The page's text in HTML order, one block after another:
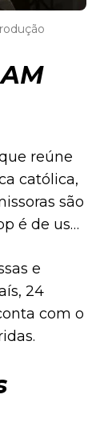
reúne
católica,
são
é de uso
e
24
com o